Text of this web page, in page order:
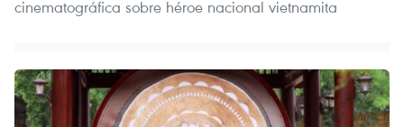
cinematográfica sobre héroe nacional vietnamita